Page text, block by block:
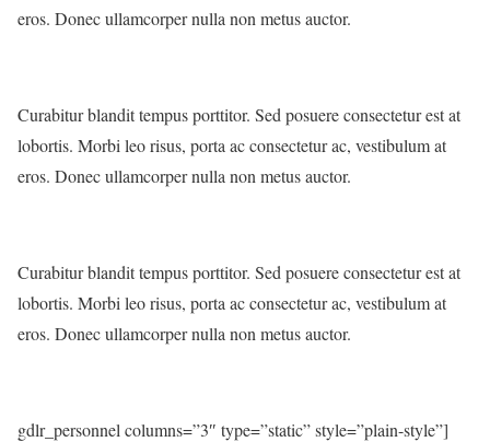
eros. Donec ullamcorper nulla non metus auctor.
Curabitur blandit tempus porttitor. Sed posuere consectetur est at
lobortis. Morbi leo risus, porta ac consectetur ac, vestibulum at
eros. Donec ullamcorper nulla non metus auctor.
Curabitur blandit tempus porttitor. Sed posuere consectetur est at
lobortis. Morbi leo risus, porta ac consectetur ac, vestibulum at
eros. Donec ullamcorper nulla non metus auctor.
gdlr_personnel columns=”3″ type=”static” style=”plain-style”]